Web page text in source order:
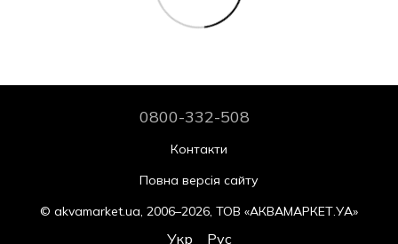
0800-332-508
Контакти
Повна версія сайту
© akvamarket.ua, 2006–2026, ТОВ «АКВАМАРКЕТ.УА»
Укр Рус